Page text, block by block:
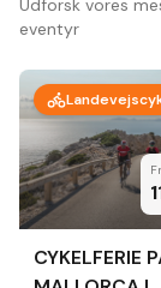
Udforsk vores
eventyr
CYKELFERIE